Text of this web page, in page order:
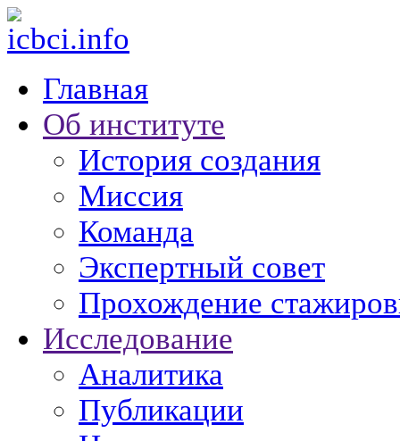
Главная
Об институте
История создания
Миссия
Команда
Экспертный совет
Прохождение
Исследование
Аналитика
Публикации